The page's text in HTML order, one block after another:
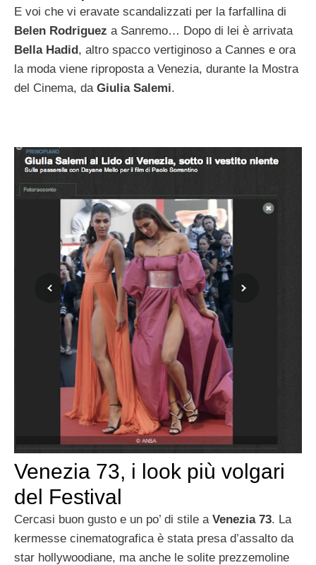
E voi che vi eravate scandalizzati per la farfallina di
Belen Rodriguez a Sanremo… Dopo di lei è arrivata
Bella Hadid , altro spacco vertiginoso a Cannes e ora
la moda viene riproposta a Venezia, durante la Mostra
del Cinema, da Giulia Salemi.
Venezia 73, i look più volgari
del Festival
Cercasi buon gusto e un po’ di stile a Venezia 73. La
kermesse cinematografica è stata presa d’assalto da
star hollywoodiane, ma anche le solite prezzemoline